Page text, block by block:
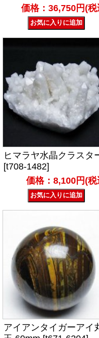
価格：36,750円(税
ヒマラヤ水晶クラスタ
[t708-1482]
価格：8,100円(税
アイアンタイガーアイ